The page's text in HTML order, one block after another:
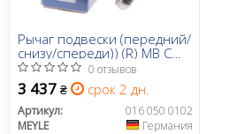
Рычаг подвески (передний/
снизу/спереди)) (R) MB C
(W203/W204)/E (W212)/SLK
(R171) 04-
0 отзывов
3 437 ₴ срок 2 дн.
Артикул:
016 050 0102
MEYLE
Германия